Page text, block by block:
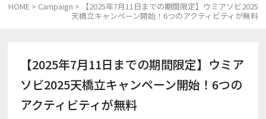
HOME> Campaign >
【2025年7月11日までの期間限定】ウミアソビ2025
天橋立キャンペーン開始！6つのアクティビティが無料
【2025年7月11日までの期間限定】ウミア
ソビ2025天橋立キャンペーン開始！6つの
アクティビティが無料